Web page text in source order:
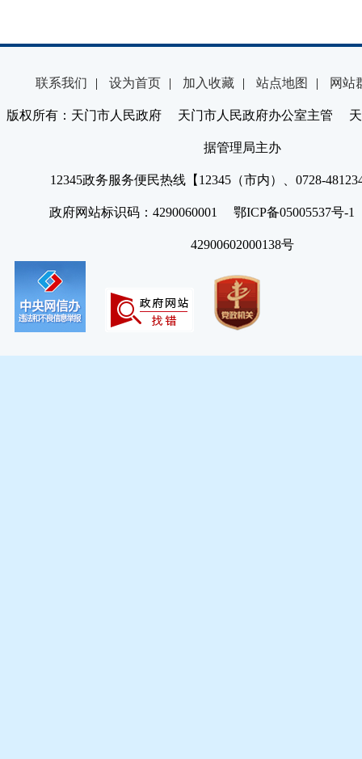
联系我们 | 设为首页 | 加入收藏 | 站点地图 | 网站
版权所有：天门市人民政府 天门市人民政府办公室主管 天
据管理局主办
12345政务服务便民热线【12345（市内）、0728-
政府网站标识码：4290060001 鄂ICP备05005537号
42900602000138号